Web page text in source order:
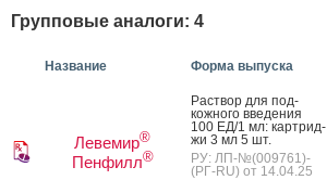
Групповые аналоги: 4
Название Форма выпуска
Левемир®
Пенфилл®
Рас­твор для под­
кожно­го вве­дения
100 ЕД/1 мл: кар­трид­
жи 3 мл 5 шт.
РУ: ЛП-№(009761)-
(РГ-RU) от 14.04.25